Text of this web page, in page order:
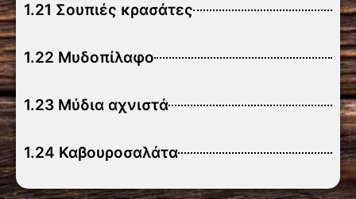
1.21 Σουπιές κρασάτες
1.22 Μυδοπίλαφο
1.23 Μύδια αχνιστά
1.24 Καβουροσαλάτα